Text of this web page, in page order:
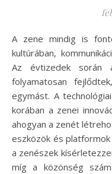
A zene mindig is fontos szerepet játszott az emberi
kultúrában,
Az évtizedek során
folyamatosan
egymást. A
korában a zenei
ahogyan a zenét
eszközök és
a zenészek
míg a közönség